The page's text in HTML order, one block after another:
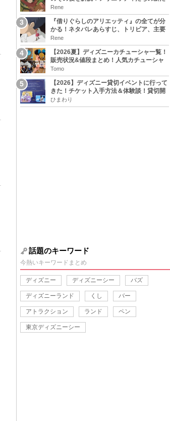
な住処は？翔の病気は治る？
Rene
『借りぐらしのアリエッティ』の全てが分
かる！ネタバレあらすじ、トリビア、主要
キャラまとめ！
Rene
【2026夏】ディズニーカチューシャ一覧！
販売状況&値段まとめ！人気カチューシャ
をチェック
Tomo
【2026】ディズニー貸切イベントに行って
きた！チケット入手方法＆体験談！貸切開
催日程まとめ！
ひまわり
話題のキーワード
今熱いキーワードまとめ
ディズニー ディズニーシー バズ
ディズニーランド くし バー
アトラクション ランド ペン
東京ディズニーシー